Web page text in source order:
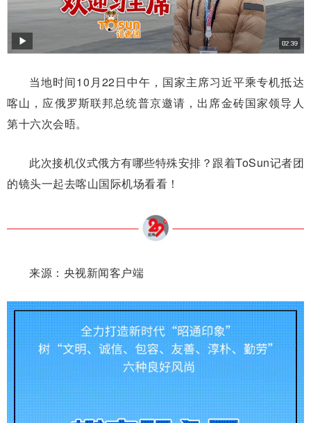
当地时间10月22日中午，国家主席习近平乘专机抵达
喀山，应俄罗斯联邦总统普京邀请，出席金砖国家领导人
第十六次会晤。
此次接机仪式俄方有哪些特殊安排？跟着ToSun记者团
的镜头一起去喀山国际机场看看！
来源：央视新闻客户端